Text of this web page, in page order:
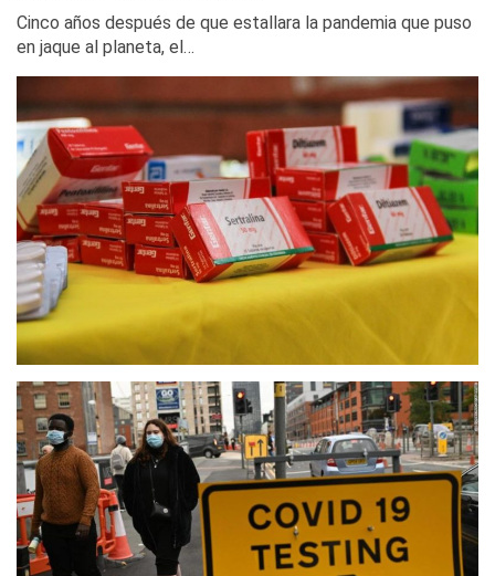
Cinco años después de que estallara la pandemia que puso
en jaque al planeta, el…